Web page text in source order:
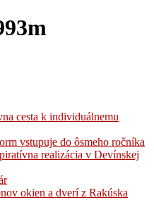
cesta k individuálnemu
vstupuje do ôsmeho ročníka
realizácia v Devínskej
okien a dverí z Rakúska